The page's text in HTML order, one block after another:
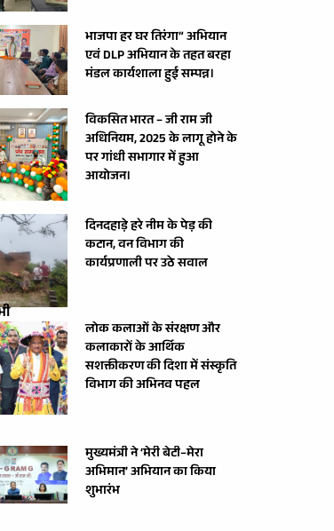
भाजपा हर घर तिरंगा” अभियान
एवं DLP अभियान के तहत बरहा
मंडल कार्यशाला हुई सम्पन्न।
विकसित भारत – जी राम जी
अधिनियम, 2025 के लागू होने के
पर गांधी सभागार में हुआ
आयोजन।
दिनदहाड़े हरे नीम के पेड़ की
कटान, वन विभाग की
कार्यप्रणाली पर उठे सवाल
लोक कलाओं के संरक्षण और
कलाकारों के आर्थिक
सशक्तीकरण की दिशा में संस्कृति
विभाग की अभिनव पहल
मुख्यमंत्री ने ‘मेरी बेटी–मेरा
अभिमान’ अभियान का किया
शुभारंभ